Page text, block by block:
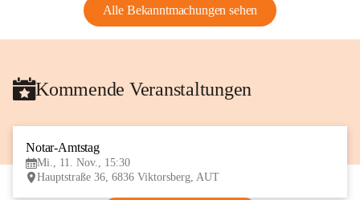
Alle Bekanntmachungen sehen
Kommende Veranstaltungen
Notar-Amtstag
Mi., 11. Nov., 15:30
Hauptstraße 36, 6836 Viktorsberg, AUT